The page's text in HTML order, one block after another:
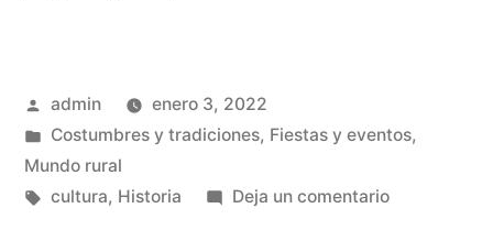
Publicado
por
admin
enero 3, 2022
Publicado
en
Costumbres y tradiciones, Fiestas y eventos,
Mundo rural
Etiquetas:
cultura, Historia Deja un comentarioen